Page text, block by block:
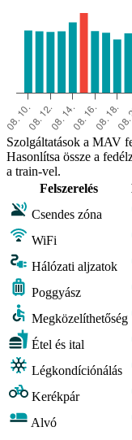
Szolgáltatások a MAV
Hasonlítsa össze a
a train-vel.
Felszerelés
Csendes zóna
WiFi
Hálózati aljzatok
Poggyász
Megközelíthetőség
Étel és ital
Légkondíciónálás
Kerékpár
Alvó